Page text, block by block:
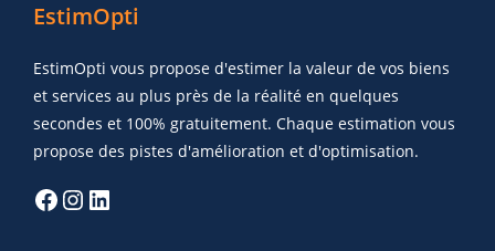
EstimOpti
EstimOpti vous propose d'estimer la valeur de vos biens
et services au plus près de la réalité en quelques
secondes et 100% gratuitement. Chaque estimation vous
propose des pistes d'amélioration et d'optimisation.